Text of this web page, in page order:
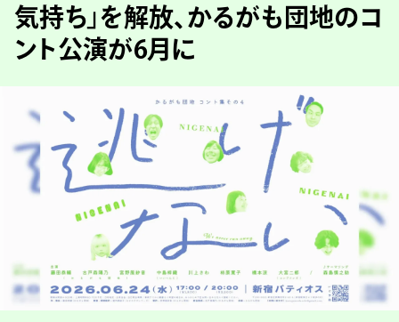
気持ち」を解放、かるがも団地のコ
ント公演が6月に